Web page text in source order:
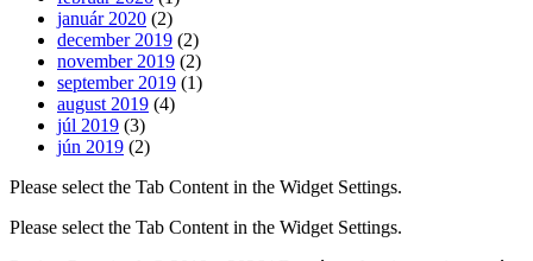
január 2020 (2)
december 2019 (2)
november 2019 (2)
september 2019 (1)
august 2019 (4)
júl 2019 (3)
jún 2019 (2)
Please select the Tab Content in the Widget Settings.
Please select the Tab Content in the Widget Settings.